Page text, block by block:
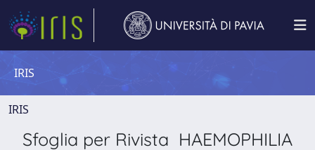
IRIS
IRIS
Sfoglia per Rivista HAEMOPHILIA